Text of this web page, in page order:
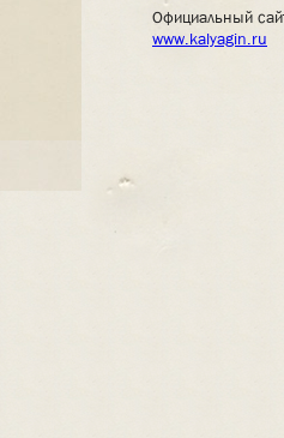
Официальный
www.kalyagin.ru